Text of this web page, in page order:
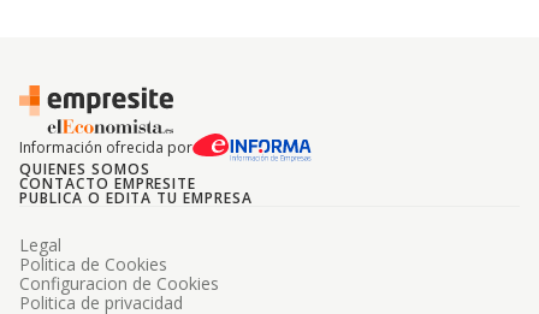
Información ofrecida por
QUIENES SOMOS
CONTACTO EMPRESITE
PUBLICA O EDITA TU EMPRESA
Legal
Politica de Cookies
Configuracion de Cookies
Politica de privacidad